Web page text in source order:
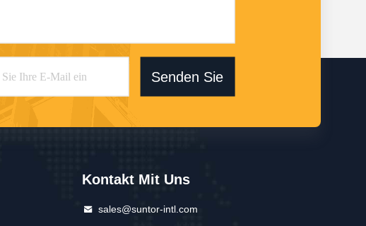
Senden Sie
Kontakt Mit Uns
sales@suntor-intl.com